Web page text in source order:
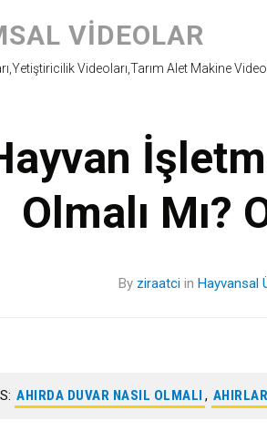
VIDEOLAR
Videoları,Tarım Alet Makine
Olmalı Mı?
By ziraatciin Hayvansal
AHIRDA DUVAR NASIL OLMALI ,